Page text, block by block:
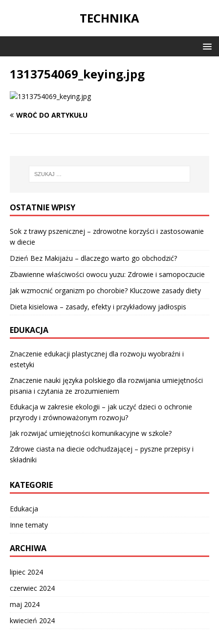
TECHNIKA
1313754069_keying.jpg
WRÓĆ DO ARTYKUŁU
OSTATNIE WPISY
Sok z trawy pszenicznej – zdrowotne korzyści i zastosowanie
w diecie
Dzień Bez Makijażu – dlaczego warto go obchodzić?
Zbawienne właściwości owocu yuzu: Zdrowie i samopoczucie
Jak wzmocnić organizm po chorobie? Kluczowe zasady diety
Dieta kisielowa – zasady, efekty i przykładowy jadłospis
EDUKACJA
Znaczenie edukacji plastycznej dla rozwoju wyobraźni i
estetyki
Znaczenie nauki języka polskiego dla rozwijania umiejętności
pisania i czytania ze zrozumieniem
Edukacja w zakresie ekologii – jak uczyć dzieci o ochronie
przyrody i zrównoważonym rozwoju?
Jak rozwijać umiejętności komunikacyjne w szkole?
Zdrowe ciasta na diecie odchudzającej – pyszne przepisy i
składniki
KATEGORIE
Edukacja
Inne tematy
ARCHIWA
lipiec 2024
czerwiec 2024
maj 2024
kwiecień 2024